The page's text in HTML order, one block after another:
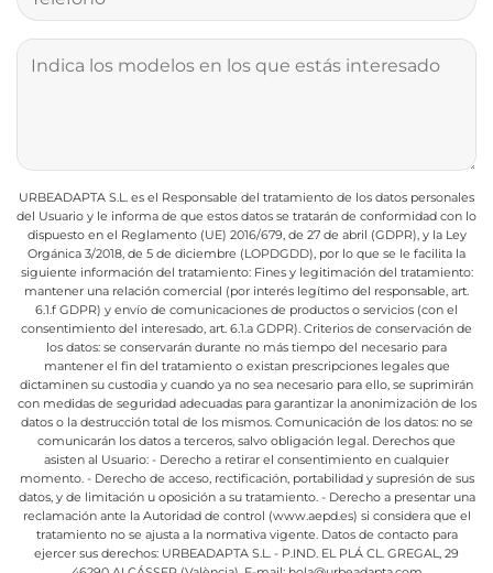
URBEADAPTA S.L. es el Responsable del tratamiento de los datos personales
del Usuario y le informa de que estos datos se tratarán de conformidad con lo
dispuesto en el Reglamento (UE) 2016/679, de 27 de abril (GDPR), y la Ley
Orgánica 3/2018, de 5 de diciembre (LOPDGDD), por lo que se le facilita la
siguiente información del tratamiento:Fines y legitimación del tratamiento:
mantener una relación comercial (por interés legítimo del responsable, art.
6.1.f GDPR) y envío de comunicaciones de productos o servicios (con el
consentimiento del interesado, art. 6.1.a GDPR). Criterios de conservación de
los datos: se conservarán durante no más tiempo del necesario para
mantener el fin del tratamiento o existan prescripciones legales que
dictaminen su custodia y cuando ya no sea necesario para ello, se suprimirán
con medidas de seguridad adecuadas para garantizar la anonimización de los
datos o la destrucción total de los mismos. Comunicación de los datos: no se
comunicarán los datos a terceros, salvo obligación legal. Derechos que
asisten al Usuario: - Derecho a retirar el consentimiento en cualquier
momento. - Derecho de acceso, rectificación, portabilidad y supresión de sus
datos, y de limitación u oposición a su tratamiento. - Derecho a presentar una
reclamación ante la Autoridad de control (www.aepd.es) si considera que el
tratamiento no se ajusta a la normativa vigente. Datos de contacto para
ejercer sus derechos: URBEADAPTA S.L. - P.IND. EL PLÁ CL. GREGAL, 29